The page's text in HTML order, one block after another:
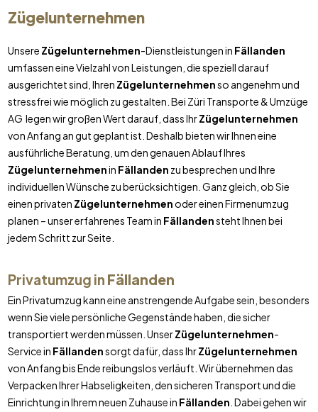
Zügelunternehmen
Unsere Zügelunternehmen-Dienstleistungen in Fällanden
umfassen eine Vielzahl von Leistungen, die speziell darauf
ausgerichtet sind, Ihren Zügelunternehmenso angenehm und
stressfrei wie möglich zu gestalten. Bei Züri Transporte & Umzüge
AG legen wir großen Wert darauf, dass IhrZügelunternehmen
von Anfang an gut geplant ist. Deshalb bieten wir Ihnen eine
ausführliche Beratung, um den genauen Ablauf Ihres
Zügelunternehmenin Fällanden zu besprechen und Ihre
individuellen Wünsche zu berücksichtigen. Ganz gleich, ob Sie
einen privaten Zügelunternehmenoder einen Firmenumzug
planen – unser erfahrenes Team in Fällandensteht Ihnen bei
jedem Schritt zur Seite.
Privatumzug in Fällanden
Ein Privatumzug kann eine anstrengende Aufgabe sein, besonders
wenn Sie viele persönliche Gegenstände haben, die sicher
transportiert werden müssen. UnserZügelunternehmen-
Service in Fällandensorgt dafür, dass IhrZügelunternehmen
von Anfang bis Ende reibungslos verläuft. Wir übernehmen das
Verpacken Ihrer Habseligkeiten, den sicheren Transport und die
Einrichtung in Ihrem neuen Zuhause in Fällanden . Dabei gehen wir